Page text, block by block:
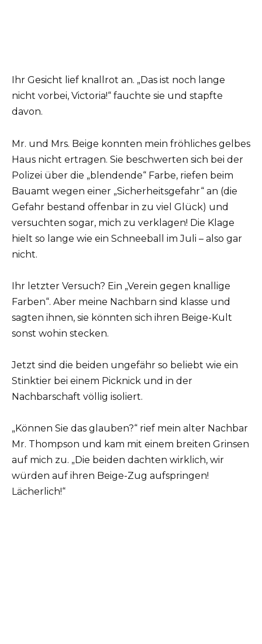
Ihr Gesicht lief knallrot an. „Das ist noch lange
nicht vorbei, Victoria!“ fauchte sie und stapfte
davon.
Mr. und Mrs. Beige konnten mein fröhliches gelbes
Haus nicht ertragen. Sie beschwerten sich bei der
Polizei über die „blendende“ Farbe, riefen beim
Bauamt wegen einer „Sicherheitsgefahr“ an (die
Gefahr bestand offenbar in zu viel Glück) und
versuchten sogar, mich zu verklagen! Die Klage
hielt so lange wie ein Schneeball im Juli – also gar
nicht.
Ihr letzter Versuch? Ein „Verein gegen knallige
Farben“. Aber meine Nachbarn sind klasse und
sagten ihnen, sie könnten sich ihren Beige-Kult
sonst wohin stecken.
Jetzt sind die beiden ungefähr so beliebt wie ein
Stinktier bei einem Picknick und in der
Nachbarschaft völlig isoliert.
„Können Sie das glauben?“ rief mein alter Nachbar
Mr. Thompson und kam mit einem breiten Grinsen
auf mich zu. „Die beiden dachten wirklich, wir
würden auf ihren Beige-Zug aufspringen!
Lächerlich!“